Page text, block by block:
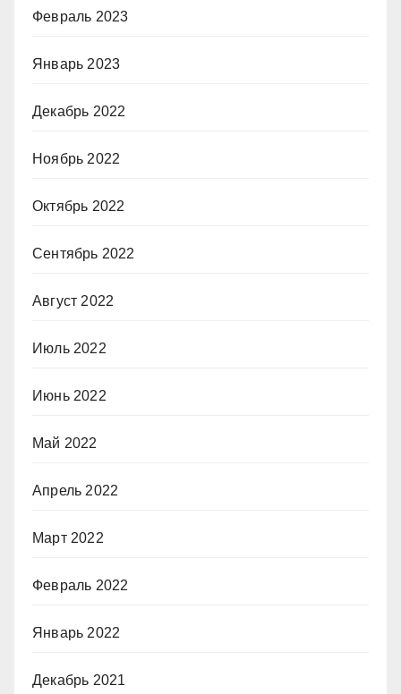
Февраль 2023
Январь 2023
Декабрь 2022
Ноябрь 2022
Октябрь 2022
Сентябрь 2022
Август 2022
Июль 2022
Июнь 2022
Май 2022
Апрель 2022
Март 2022
Февраль 2022
Январь 2022
Декабрь 2021